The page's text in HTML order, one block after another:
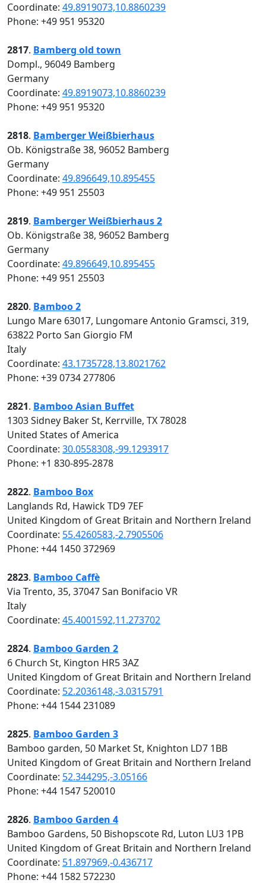
Coordinate: 49.8919073,10.8860239
Phone: +49 951 95320
2817. Bamberg old town
Dompl., 96049 Bamberg
Germany
Coordinate: 49.8919073,10.8860239
Phone: +49 951 95320
2818. Bamberger Weißbierhaus
Ob. Königstraße 38, 96052 Bamberg
Germany
Coordinate: 49.896649,10.895455
Phone: +49 951 25503
2819. Bamberger Weißbierhaus 2
Ob. Königstraße 38, 96052 Bamberg
Germany
Coordinate: 49.896649,10.895455
Phone: +49 951 25503
2820. Bamboo 2
Lungo Mare 63017, Lungomare Antonio Gramsci, 319,
63822 Porto San Giorgio FM
Italy
Coordinate: 43.1735728,13.8021762
Phone: +39 0734 277806
2821. Bamboo Asian Buffet
1303 Sidney Baker St, Kerrville, TX 78028
United States of America
Coordinate: 30.0558308,-99.1293917
Phone: +1 830-895-2878
2822. Bamboo Box
Langlands Rd, Hawick TD9 7EF
United Kingdom of Great Britain and Northern Ireland
Coordinate: 55.4260583,-2.7905506
Phone: +44 1450 372969
2823. Bamboo Caffè
Via Trento, 35, 37047 San Bonifacio VR
Italy
Coordinate: 45.4001592,11.273702
2824. Bamboo Garden 2
6 Church St, Kington HR5 3AZ
United Kingdom of Great Britain and Northern Ireland
Coordinate: 52.2036148,-3.0315791
Phone: +44 1544 231089
2825. Bamboo Garden 3
Bamboo garden, 50 Market St, Knighton LD7 1BB
United Kingdom of Great Britain and Northern Ireland
Coordinate: 52.344295,-3.05166
Phone: +44 1547 520010
2826. Bamboo Garden 4
Bamboo Gardens, 50 Bishopscote Rd, Luton LU3 1PB
United Kingdom of Great Britain and Northern Ireland
Coordinate: 51.897969,-0.436717
Phone: +44 1582 572230